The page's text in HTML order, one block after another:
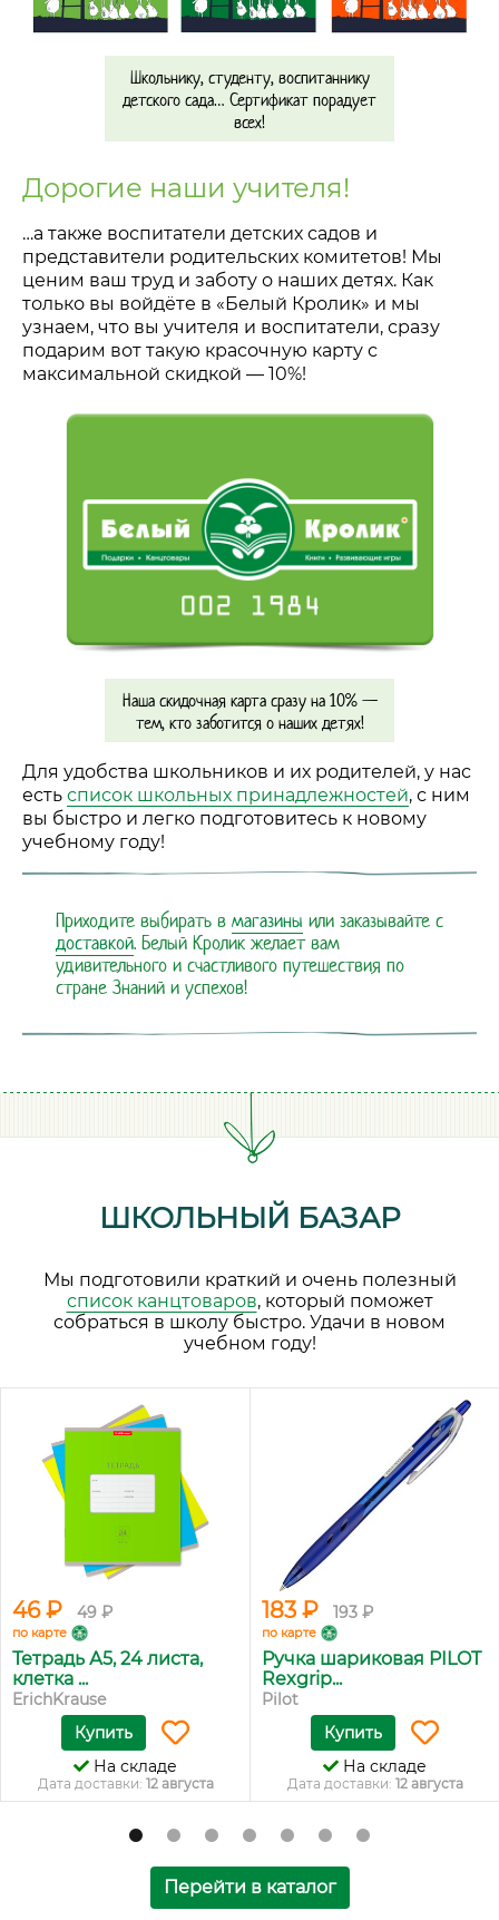
Школьнику, студенту, воспитаннику
детского сада… Сертификат порадует
всех!
Дорогие наши учителя!
…а также воспитатели детских садов и
представители родительских комитетов! Мы
ценим ваш труд и заботу о наших детях. Как
только вы войдёте в «Белый Кролик» и мы
узнаем, что вы учителя и воспитатели, сразу
подарим вот такую красочную карту с
максимальной скидкой — 10%!
Наша скидочная карта сразу на 10%—
тем, кто заботится о наших детях!
Для удобства школьников и их родителей, у нас
есть список школьных принадлежностей, с ним
вы быстро и легко подготовитесь к новому
учебному году!
Приходите выбирать в магазины или заказывайте с
доставкой. Белый Кролик желает вам
удивительного и счастливого путешествия по
стране Знаний и успехов!
ШКОЛЬНЫЙ БАЗАР
Мы подготовили краткий и очень полезный
список канцтоваров, который поможет
собраться в школу быстро. Удачи в новом
учебном году!
46 ₽ 49 ₽
по карте
Тетрадь А5, 24 листа,
клетка ...
ErichKrause
Купить
На складе
Дата доставки: 12 августа
183 ₽ 193 ₽
по карте
Ручка шариковая PILOT
Rexgrip...
Pilot
Купить
На складе
Дата доставки: 12 августа
Перейти в каталог